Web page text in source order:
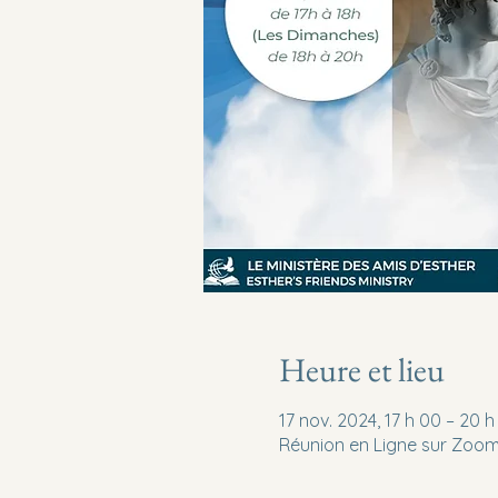
Heure et lieu
17 nov. 2024, 17 h 00 – 20
Réunion en Ligne sur